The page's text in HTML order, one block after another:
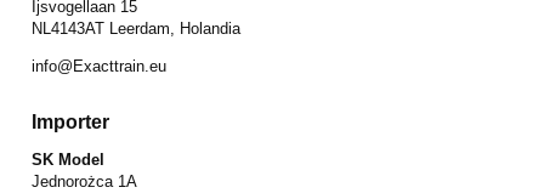
Ijsvogellaan 15
NL4143AT Leerdam, Holandia
info@Exacttrain.eu
Importer
SK Model
Jednorożca 1A